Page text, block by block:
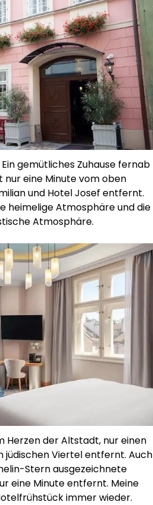
gemütliches Zuhause fernab
nur eine Minute vom oben
und Hotel Josef entfernt.
heimelige Atmosphäre und die
Atmosphäre.
Herzen der Altstadt, nur einen
jüdischen Viertel entfernt. Auch
Stern ausgezeichnete
eine Minute entfernt. Meine
immer wieder.